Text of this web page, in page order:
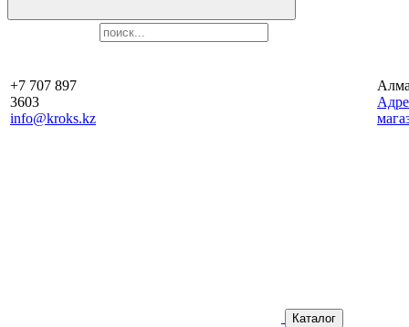
+7 707 897
3603
info@kroks.kz
Каталог